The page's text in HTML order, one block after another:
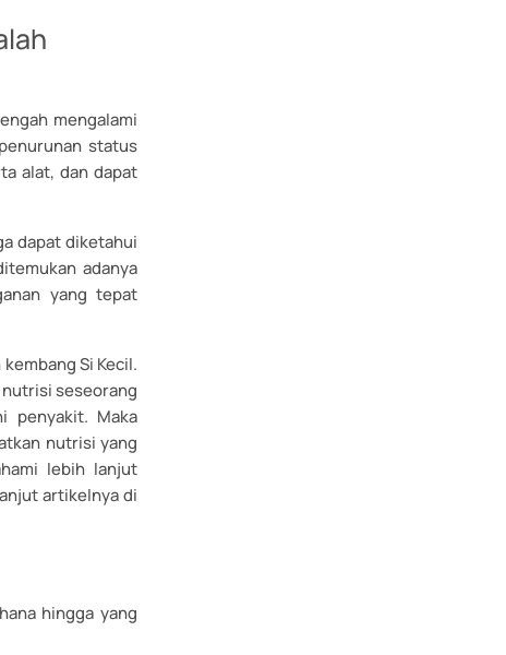
mengalami
status
alat, dan dapat
dapat diketahui
adanya
yang tepat
Si Kecil.
seseorang
penyakit. Maka
nutrisi yang
lebih lanjut
artikelnya di
hingga yang